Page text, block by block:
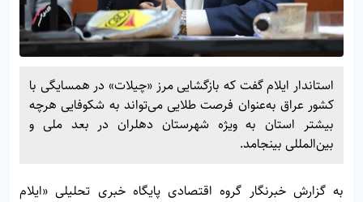
استاندار ایلام گفت که بازگشایی مرز «چیلات» در همسایگی با
کشور عراق به‌عنوان فرصت طلایی می‌تواند به شکوفایی هرچه
بیشتر استان به ویژه شهرستان دهلران در بعد ملی و
بین‌المللی بینجامد.
به گزارش خبرنگار گروه اقتصادی پایگاه خبری تحلیلی «ایلام